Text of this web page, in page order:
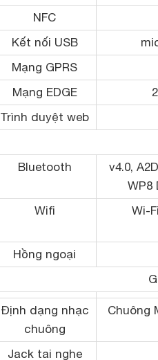
NFC
Kết nối USB
Mạng GPRS
Mạng EDGE
Trình duyệt web
Bluetooth
v4.0,
WP8
Wifi
Wi-
Hồng ngoại
Định dạng nhạc
chuông
Chuông
Jack tai nghe